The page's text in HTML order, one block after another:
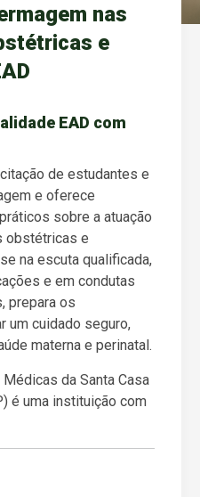
nas
e
EAD com
de estudantes e
e oferece
sobre a atuação
obstétricas e
na escuta qualificada,
e em condutas
prepara os
um cuidado seguro,
materna e perinatal.
da Santa Casa
é uma instituição com